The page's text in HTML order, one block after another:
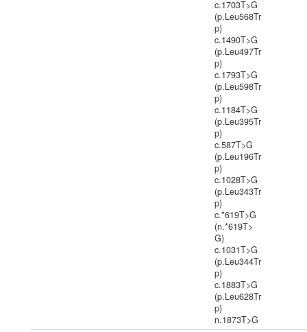
c.1703T>G
(p.Leu568Tr
p)
c.1490T>G
(p.Leu497Tr
p)
c.1793T>G
(p.Leu598Tr
p)
c.1184T>G
(p.Leu395Tr
p)
c.587T>G
(p.Leu196Tr
p)
c.1028T>G
(p.Leu343Tr
p)
c.*619T>G
(n.*619T>
G)
c.1031T>G
(p.Leu344Tr
p)
c.1883T>G
(p.Leu628Tr
p)
n.1873T>G